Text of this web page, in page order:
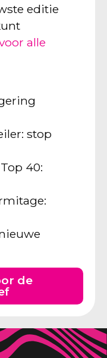
editie
alle
stop
40:
de